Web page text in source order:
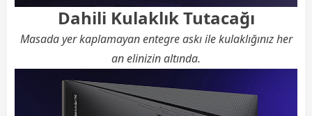
Dahili Kulaklık Tutacağı
Masada yer kaplamayan entegre askı ile kulaklığınız her
an elinizin altında.